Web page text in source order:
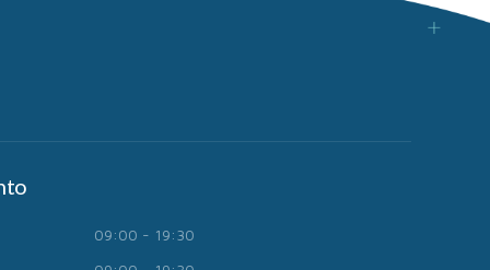
09:00 - 19:30